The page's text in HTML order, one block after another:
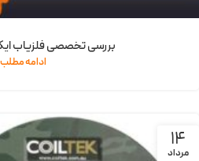
بررسی تخصصی فلزیاب
ادامه مطلب
14
مرداد